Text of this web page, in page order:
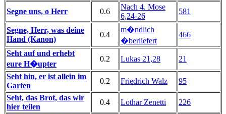
Segne uns, o Herr 0.6
Nach 4. Mose
6,24-26
581
Segne, Herr, was deine
Hand (Kanon)
0.4
m�ndlich
�berliefert
466
Seht auf und erhebt
eure H�upter
0.2 Lukas 21,28 21
Seht hin, er ist allein im
Garten
0.2 Friedrich Walz
95
Seht, das Brot, das wir
hier teilen
0.4 Lothar Zenetti
226